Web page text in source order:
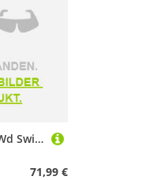
Blue Sea Systems 4302 Wd Switch Panel 12v Silber
71,99 €